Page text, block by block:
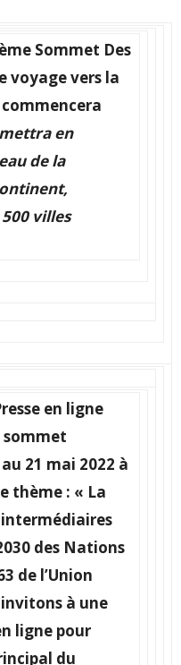
Sommet Des
voyage vers la
en
de la
villes
en ligne
sommet
21 mai 2022 à
thème : « La
des Nations
de l’Union
à une
ligne pour
du